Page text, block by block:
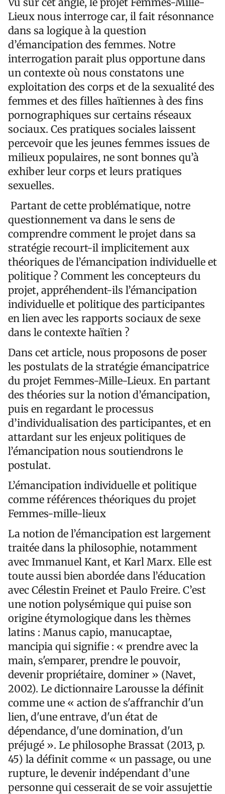
Lieux nous interroge car, il fait résonnance
dans sa logique à la question
d’émancipation des femmes. Notre
interrogation parait plus opportune dans
un contexte où nous constatons une
exploitation des corps et de la sexualité des
femmes et des filles haïtiennes à des fins
pornographiques sur certains réseaux
sociaux. Ces pratiques sociales laissent
percevoir que les jeunes femmes issues de
milieux populaires, ne sont bonnes qu’à
exhiber leur corps et leurs pratiques
sexuelles.
Partant de cette problématique, notre
questionnement va dans le sens de
comprendre comment le projet dans sa
stratégie recourt-il implicitement aux
théoriques de l’émancipation individuelle et
politique ? Comment les concepteurs du
projet, appréhendent-ils l’émancipation
individuelle et politique des participantes
en lien avec les rapports sociaux de sexe
dans le contexte haïtien ?
Dans cet article, nous proposons de poser
les postulats de la stratégie émancipatrice
du projet Femmes-Mille-Lieux. En partant
des théories sur la notion d’émancipation,
puis en regardant le processus
d’individualisation des participantes, et en
attardant sur les enjeux politiques de
l’émancipation nous soutiendrons le
postulat.
L’émancipation individuelle et politique
comme références théoriques du projet
Femmes-mille-lieux
La notion de l’émancipation est largement
traitée dans la philosophie, notamment
avec Immanuel Kant, et Karl Marx. Elle est
toute aussi bien abordée dans l’éducation
avec Célestin Freinet et Paulo Freire. C’est
une notion polysémique qui puise son
origine étymologique dans les thèmes
latins : Manus capio, manucaptae,
mancipia qui signifie : « prendre avec la
main, s'emparer, prendre le pouvoir,
devenir propriétaire, dominer » (Navet,
2002). Le dictionnaire Larousse la définit
comme une « action de s'affranchir d'un
lien, d'une entrave, d'un état de
dépendance, d'une domination, d'un
préjugé ». Le philosophe Brassat (2013, p.
45) la définit comme « un passage, ou une
rupture, le devenir indépendant d’une
personne qui cesserait de se voir assujettie